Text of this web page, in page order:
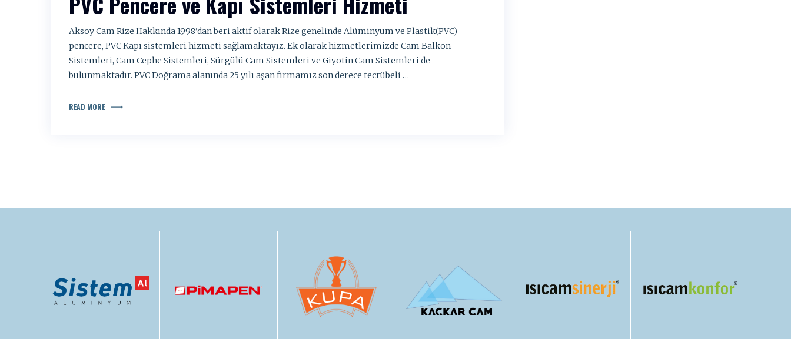
Aksoy Cam Rize Hakkında 1998’dan beri aktif olarak Rize genelinde Alüminyum ve Plastik(PVC)
pencere, PVC Kapı sistemleri hizmeti sağlamaktayız. Ek olarak hizmetlerimizde Cam Balkon
Sistemleri, Cam Cephe Sistemleri, Sürgülü Cam Sistemleri ve Giyotin Cam Sistemleri de
bulunmaktadır. PVC Doğrama alanında 25 yılı aşan firmamız son derece tecrübeli …
READ MORE